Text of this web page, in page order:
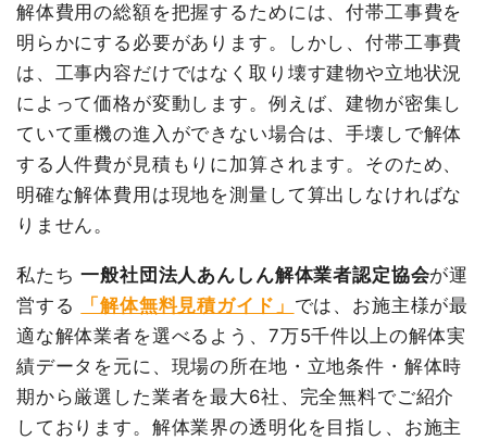
総額 324万5,000円
品名 数量 単価
金額
鉄骨造住宅58坪2階建
て
58坪
34,303
円
1,989,600円
養生費 203m² 500円
101,500円
火災ゴミ処分
駐車場撤去
80,000円
植木・植栽撤去
1式
300,000円
植木・植栽撤去
1式
250,000円
室内残置物撤去
11m³
10,000
110,000円
諸経費
50,000円
解体費用の総額を把握するためには、付帯工事費を
明らかにする必要があります。しかし、付帯工事費
は、工事内容だけではなく取り壊す建物や立地状況
によって価格が変動します。例えば、建物が密集し
ていて重機の進入ができない場合は、手壊しで解体
する人件費が見積もりに加算されます。そのため、
明確な解体費用は現地を測量して算出しなければな
りません。
私たち一般社団法人あんしん解体業者認定協会が運
営する
「解体無料見積ガイド」 では、お施主様が最
適な解体業者を選べるよう、7万5千件以上の解体実
績データを元に、現場の所在地・立地条件・解体時
期から厳選した業者を最大6社、完全無料でご紹介
しております。解体業界の透明化を目指し、お施主